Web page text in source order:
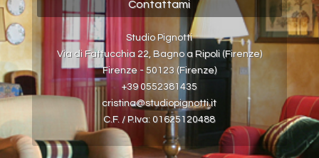
Studio Pignotti
Via di Fattucchia 22, Bagno a Ripoli (Firenze)
Firenze - 50123 (Firenze)
+39 0552381435
cristina@studiopignotti.it
C.F. / P.Iva: 01625120488